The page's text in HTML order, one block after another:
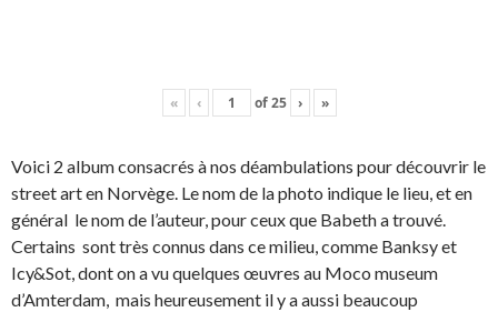
« ‹ of25 › »
Voici 2 album consacrés à nos déambulations pour découvrir le
street art en Norvège. Le nom de la photo indique le lieu, et en
général le nom de l’auteur, pour ceux que Babeth a trouvé.
Certains sont très connus dans ce milieu, comme Banksy et
Icy&Sot, dont on a vu quelques œuvres au Moco museum
d’Amterdam, mais heureusement il y a aussi beaucoup